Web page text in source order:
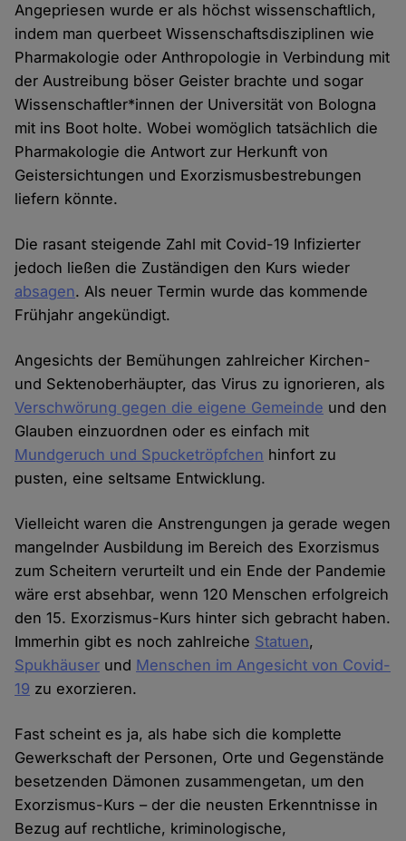
Angepriesen wurde er als höchst wissenschaftlich,
indem man querbeet Wissenschaftsdisziplinen wie
Pharmakologie oder Anthropologie in Verbindung mit
der Austreibung böser Geister brachte und sogar
Wissenschaftler*innen der Universität von Bologna
mit ins Boot holte. Wobei womöglich tatsächlich die
Pharmakologie die Antwort zur Herkunft von
Geistersichtungen und Exorzismusbestrebungen
liefern könnte.
Die rasant steigende Zahl mit Covid-19 Infizierter
jedoch ließen die Zuständigen den Kurs wieder
absagen. Als neuer Termin wurde das kommende
Frühjahr angekündigt.
Angesichts der Bemühungen zahlreicher Kirchen-
und Sektenoberhäupter, das Virus zu ignorieren, als
Verschwörung gegen die eigene Gemeinde und den
Glauben einzuordnen oder es einfach mit
Mundgeruch und Spucketröpfchen hinfort zu
pusten, eine seltsame Entwicklung.
Vielleicht waren die Anstrengungen ja gerade wegen
mangelnder Ausbildung im Bereich des Exorzismus
zum Scheitern verurteilt und ein Ende der Pandemie
wäre erst absehbar, wenn 120 Menschen erfolgreich
den 15. Exorzismus-Kurs hinter sich gebracht haben.
Immerhin gibt es noch zahlreiche Statuen,
Spukhäuser und Menschen im Angesicht von Covid-
19 zu exorzieren.
Fast scheint es ja, als habe sich die komplette
Gewerkschaft der Personen, Orte und Gegenstände
besetzenden Dämonen zusammengetan, um den
Exorzismus-Kurs – der die neusten Erkenntnisse in
Bezug auf rechtliche, kriminologische,